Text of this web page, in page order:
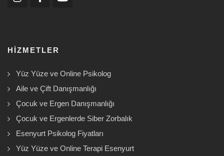
HIZMETLER
Yüz Yüze ve Online Psikolog
Aile ve Çift Danışmanlığı
Çocuk ve Ergen Danışmanlığı
Çocuk ve Ergenlerde Siber Zorbalık
Esenyurt Psikolog Fiyatları
Yüz Yüze ve Online Terapi Esenyurt